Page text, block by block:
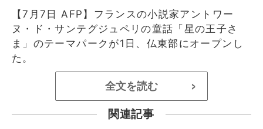
【7月7日 AFP】フランスの小説家アントワー
ヌ・ド・サンテグジュペリの童話「星の王子さ
ま」のテーマパークが1日、仏東部にオープンし
た。
全文を読む >
関連記事